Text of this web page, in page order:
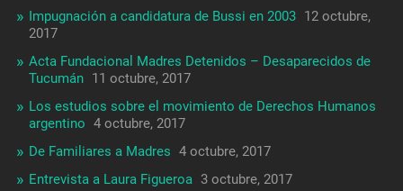
Impugnación a candidatura de Bussi en 2003 12 octubre,
2017
Acta Fundacional Madres Detenidos – Desaparecidos de
Tucumán 11 octubre, 2017
Los estudios sobre el movimiento de Derechos Humanos
argentino 4 octubre, 2017
De Familiares a Madres 4 octubre, 2017
Entrevista a Laura Figueroa 3 octubre, 2017